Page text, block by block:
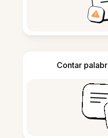
Contar